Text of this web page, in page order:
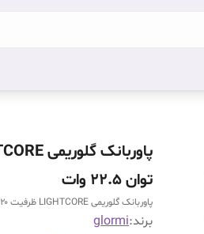
توان ۲۲.۵ وات
پاوربانک گلوریمی LIGHTCORE ظرفیت ۲۰ هزار میلی آمپر ساعت توان ۲۲.۵ وات
برند:glormi